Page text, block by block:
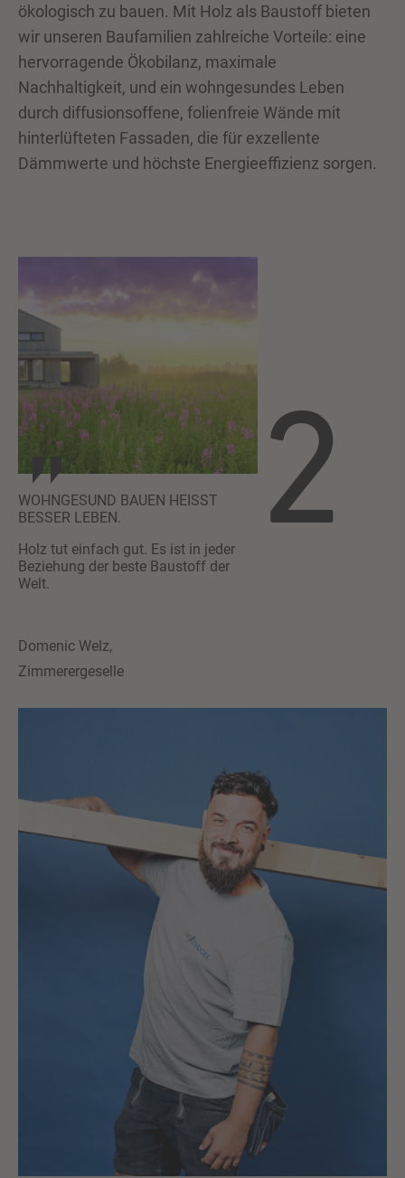
ökologisch zu bauen. Mit Holz als Baustoff bieten
wir unseren Baufamilien zahlreiche Vorteile: eine
hervorragende Ökobilanz, maximale
Nachhaltigkeit, und ein wohngesundes Leben
durch diffusionsoffene, folienfreie Wände mit
hinterlüfteten Fassaden, die für exzellente
Dämmwerte und höchste Energieeffizienz sorgen.
2
WOHNGESUND BAUEN HEISST
BESSER LEBEN.
Holz tut einfach gut. Es ist in jeder
Beziehung der beste Baustoff der
Welt.
Domenic Welz,
Zimmerergeselle